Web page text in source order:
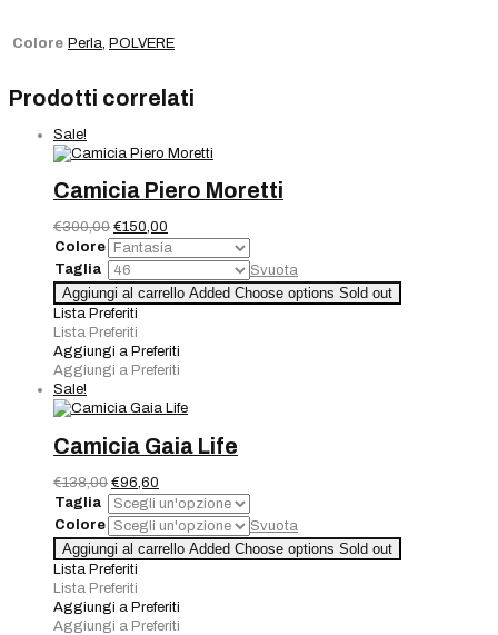
Colore Perla POLVERE
Prodotti correlati
Sale!
Camicia Piero Moretti
€300,00 Il
prezzo
originale
era:
€300,00.
€150,00
prezzo
attuale
è:
€150,00.
Colore
Taglia
Svuota
Camicia
Piero
Moretti
quantità
Aggiungi al carrello Added Choose options Sold out
Lista Preferiti
Lista Preferiti
Aggiungi a Preferiti
Aggiungi a Preferiti
Sale!
Camicia Gaia Life
€138,00 Il
prezzo
originale
era:
€138,00.
€96,60
prezzo
attuale
è:
€96,60.
Taglia
Colore
Svuota
Camicia
Gaia
Life
quantità
Aggiungi al carrello Added Choose options Sold out
Lista Preferiti
Lista Preferiti
Aggiungi a Preferiti
Aggiungi a Preferiti